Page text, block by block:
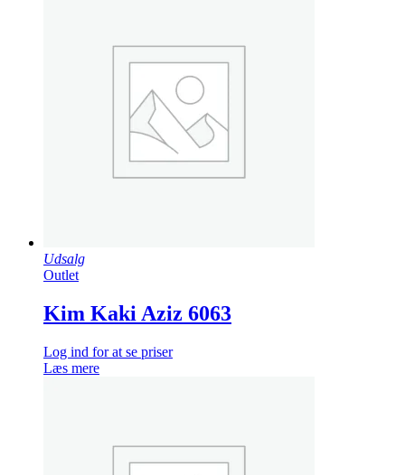
Udsalg
Outlet
Kim Kaki Aziz 6063
Log ind for at se priser
Læs mere